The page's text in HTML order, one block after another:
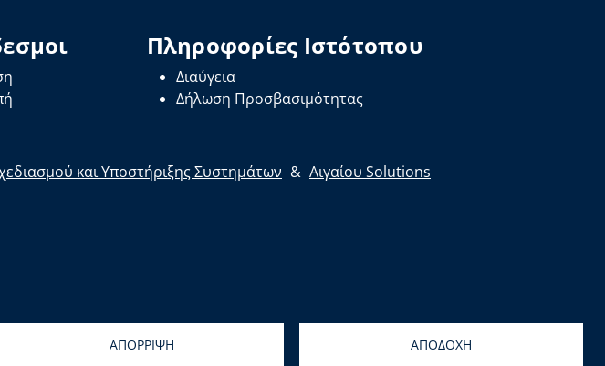
Πληροφορίες Ιστότοπου
Διαύγεια
Δήλωση Προσβασιμότητας
ΑΠΟΡΡΙΨΗ ΑΠΟΔΟΧΗ
και Υποστήριξης Συστημάτων & Αιγαίου Solutions